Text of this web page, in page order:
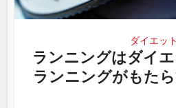
ダイエット
ランニングはダイ
ランニングがもたら